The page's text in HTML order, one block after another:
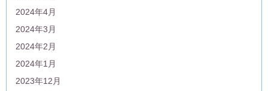
2024年4月
2024年3月
2024年2月
2024年1月
2023年12月